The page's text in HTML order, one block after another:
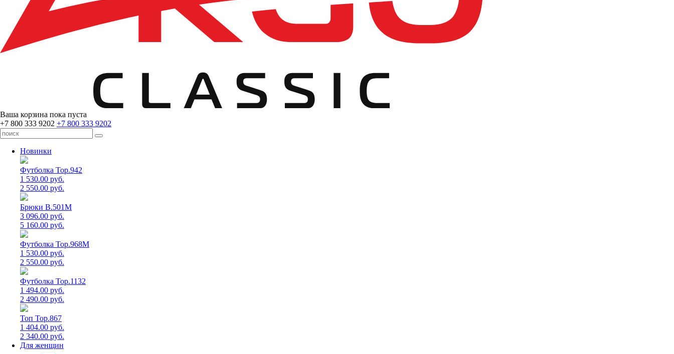
Ваша корзина пока пуста
+7 800 333 9202 +7 800 333 9202
Новинки
Футболка Top.942
1 530.00 руб.
2 550.00 руб.
Брюки B.501M
3 096.00 руб.
5 160.00 руб.
Футболка Top.968M
1 530.00 руб.
2 550.00 руб.
Футболка Top.1132
1 494.00 руб.
2 490.00 руб.
Топ Top.867
1 404.00 руб.
2 340.00 руб.
Для женщин